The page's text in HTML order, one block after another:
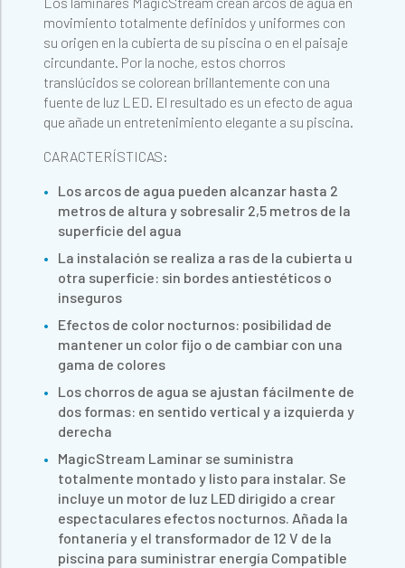
movimiento totalmente definidos y uniformes con
su origen en la cubierta de su piscina o en el paisaje
circundante. Por la noche, estos chorros
translúcidos se colorean brillantemente con una
fuente de luz LED. El resultado es un efecto de agua
que añade un entretenimiento elegante a su piscina.
CARACTERÍSTICAS:
Los arcos de agua pueden alcanzar hasta 2
metros de altura y sobresalir 2,5 metros de la
superficie del agua
La instalación se realiza a ras de la cubierta u
otra superficie: sin bordes antiestéticos o
inseguros
Efectos de color nocturnos: posibilidad de
mantener un color fijo o de cambiar con una
gama de colores
Los chorros de agua se ajustan fácilmente de
dos formas: en sentido vertical y a izquierda y
derecha
MagicStream Laminar se suministra
totalmente montado y listo para instalar. Se
incluye un motor de luz LED dirigido a crear
espectaculares efectos nocturnos. Añada la
fontanería y el transformador de 12 V de la
piscina para suministrar energía Compatible